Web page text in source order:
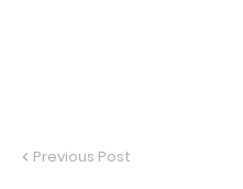
Previous Post